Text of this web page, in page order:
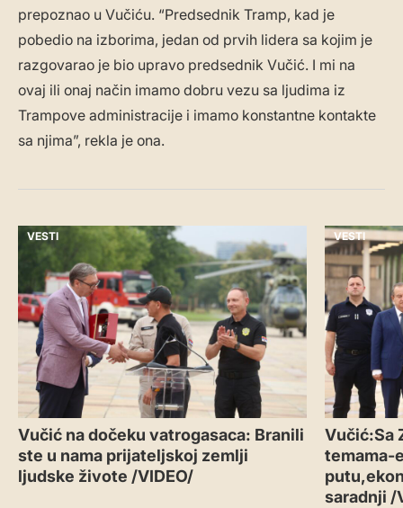
prepoznao u Vučiću. “Predsednik Tramp, kad je
pobedio na izborima, jedan od prvih lidera sa kojim je
razgovarao je bio upravo predsednik Vučić. I mi na
ovaj ili onaj način imamo dobru vezu sa ljudima iz
Trampove administracije i imamo konstantne kontakte
sa njima”, rekla je ona.
VESTI
Vučić na dočeku vatrogasaca: Branili
ste u nama prijateljskoj zemlji
ljudske živote /VIDEO/
VESTI
Vučić:Sa
temama-
saradnji /